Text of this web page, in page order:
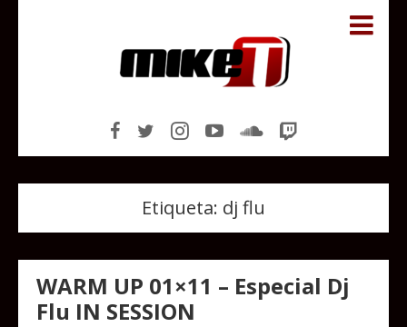
Etiqueta: dj flu
WARM UP 01×11 – Especial Dj
Flu IN SESSION